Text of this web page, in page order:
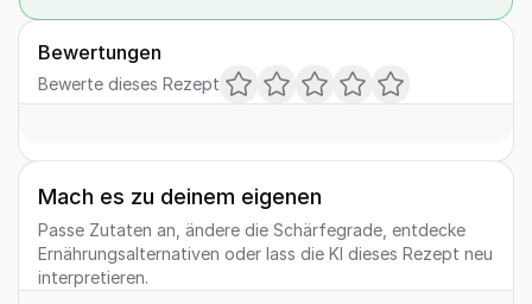
Bewertungen
Bewerte dieses Rezept
Mach es zu deinem eigenen
Passe Zutaten an, ändere die Schärfegrade, entdecke
Ernährungsalternativen oder lass die KI dieses Rezept neu
interpretieren.